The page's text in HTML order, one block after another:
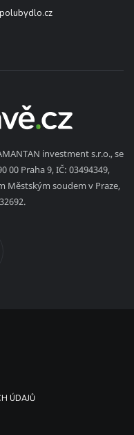
investment s.r.o., se
00 Praha 9, IČ: 03494349,
Městským soudem v Praze,
ÚDAJŮ